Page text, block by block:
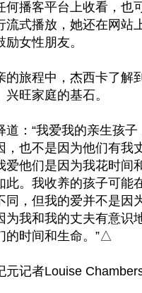
何播客平台上收看，也
流式播放，她还在网站
女性朋友。
的旅程中，杰西卡了解
旺家庭的基石。
道：“我爱我的亲生孩子
，也不是因为他们有我
爱他们是因为我花时间
此。我收养的孩子可能
同，但我的爱并不是因
为我和我的丈夫有意识
的时间和生命。”△